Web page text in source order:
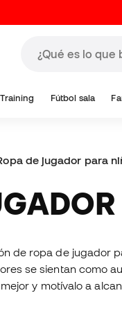
Training Fútbol sala
de jugador para
de ropa de jugador
se sientan como
y motívalo a